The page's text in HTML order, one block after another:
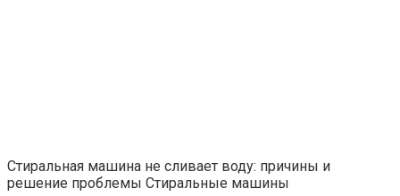
Стиральная машина не сливает воду: причины и
решение проблемы Стиральные машины